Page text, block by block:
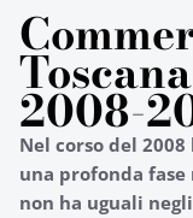
2008-
Nel corso del
una profonda
non ha uguali